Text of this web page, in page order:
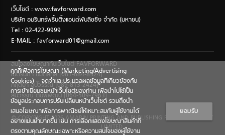
เว็บไซต์ : www.favforward.com
บริษัท อมรินทร์พริ้นติ้งแอนด์พับลิชชิ่ง จำกัด (มหาชน)
Tel : 02-422-9999
E-MAIL :favforward01@gmail.com
สนใจลงโฆษณากับเว็บไซต์ FAVFORWARD
เนตรนภา อมตสกุล [081-684-8324]
กฤตยา อุปวรรณ [089-813-2424]
สินีวรรณ ตันพิพัฒน์ [064-509-7963]
© COPYRIGHT 2026 AMARIN PRINTING AND PUBLISHING PUBLIC COMPANY
LIMITED.
คุกกี้เพื่อการโฆษณา (Marketing/Advertising
Cookies) – จดจำและประมวลผลข้อมูลที่เกี่ยวข้องกับ
การเข้าเยี่ยมชมหน้าเว็บไซต์ของท่าน เพื่อนำไปใช้เป็น
ข้อมูลประกอบการปรับเปลี่ยนหน้าเว็บไซต์ รวมถึงนำ
เสนอโฆษณาเพื่อการพาณิชย์ให้เหมาะสมกับผู้ใช้งานได้
อย่างแม่นยำมากขึ้น เช่น การเลือกแสดงโฆษณาสินค้าที่
ตรงตามคุณลักษณะเฉพาะหรือความสนใจของผู้ใช้งาน
ยอมรับ